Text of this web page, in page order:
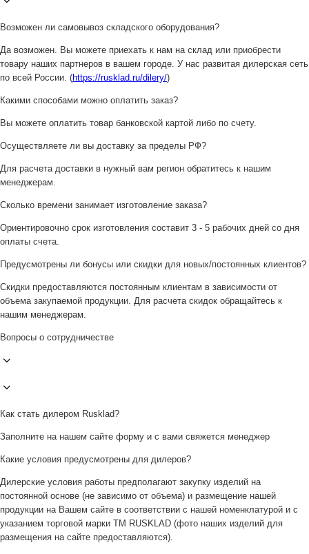
Возможен ли самовывоз складского оборудования?
Да возможен. Вы можете приехать к нам на склад или приобрести
товару наших партнеров в вашем городе. У нас развитая дилерская сеть
по всей России. (https://rusklad.ru/dilery/)
Какими способами можно оплатить заказ?
Вы можете оплатить товар банковской картой либо по счету.
Осуществляете ли вы доставку за пределы РФ?
Для расчета доставки в нужный вам регион обратитесь к нашим
менеджерам.
Сколько времени занимает изготовление заказа?
Ориентировочно срок изготовления составит 3 - 5 рабочих дней со дня
оплаты счета.
Предусмотрены ли бонусы или скидки для новых/постоянных клиентов?
Скидки предоставляются постоянным клиентам в зависимости от
объема закупаемой продукции. Для расчета скидок обращайтесь к
нашим менеджерам.
Вопросы о сотрудничестве
Как стать дилером Rusklad?
Заполните на нашем сайте форму и с вами свяжется менеджер
Какие условия предусмотрены для дилеров?
Дилерские условия работы предполагают закупку изделий на
постоянной основе (не зависимо от объема) и размещение нашей
продукции на Вашем сайте в соответствии с нашей номенклатурой и с
указанием торговой марки ТМ RUSKLAD (фото наших изделий для
размещения на сайте предоставляются).